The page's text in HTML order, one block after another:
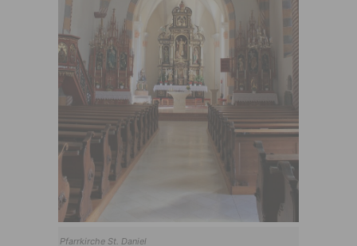
Pfarrkirche St. Daniel